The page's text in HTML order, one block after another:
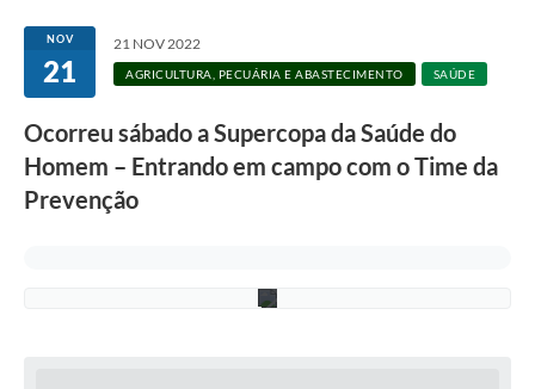
NOV
21
21 NOV 2022
AGRICULTURA, PECUÁRIA E ABASTECIMENTO SAÚDE
Ocorreu sábado a Supercopa da Saúde do
Homem – Entrando em campo com o Time da
Prevenção
o
D
t
r
a